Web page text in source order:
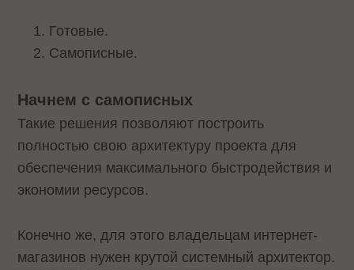
Готовые.
Самописные.
Начнем с самописных
Такие решения позволяют построить
полностью свою архитектуру проекта для
обеспечения максимального быстродействия и
экономии ресурсов.
Конечно же, для этого владельцам интернет-
магазинов нужен крутой системный архитектор.